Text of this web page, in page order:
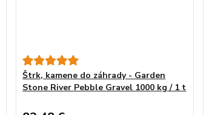
Štrk, kamene do záhrady - Garden
Stone River Pebble Gravel 1000 kg / 1 t